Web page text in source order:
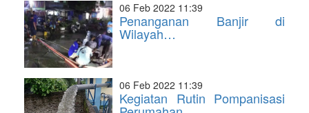
06 Feb 2022 11:39
Penanganan Banjir di
Wilayah…
06 Feb 2022 11:39
Kegiatan Rutin Pompanisasi